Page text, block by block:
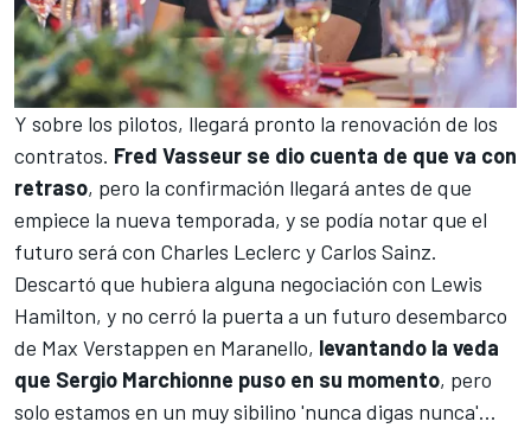
Y sobre los pilotos, llegará pronto la renovación de los
contratos. Fred Vasseur se dio cuenta de que va con
retraso, pero la confirmación llegará antes de que
empiece la nueva temporada, y se podía notar que el
futuro será con Charles Leclerc y Carlos Sainz.
Descartó que hubiera alguna negociación con Lewis
Hamilton, y no cerró la puerta a un futuro desembarco
de Max Verstappen en Maranello, levantando la veda
que Sergio Marchionne puso en su momento, pero
solo estamos en un muy sibilino 'nunca digas nunca'...